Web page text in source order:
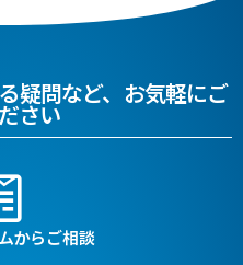
疑問など、お気軽にご
さい
からご相談